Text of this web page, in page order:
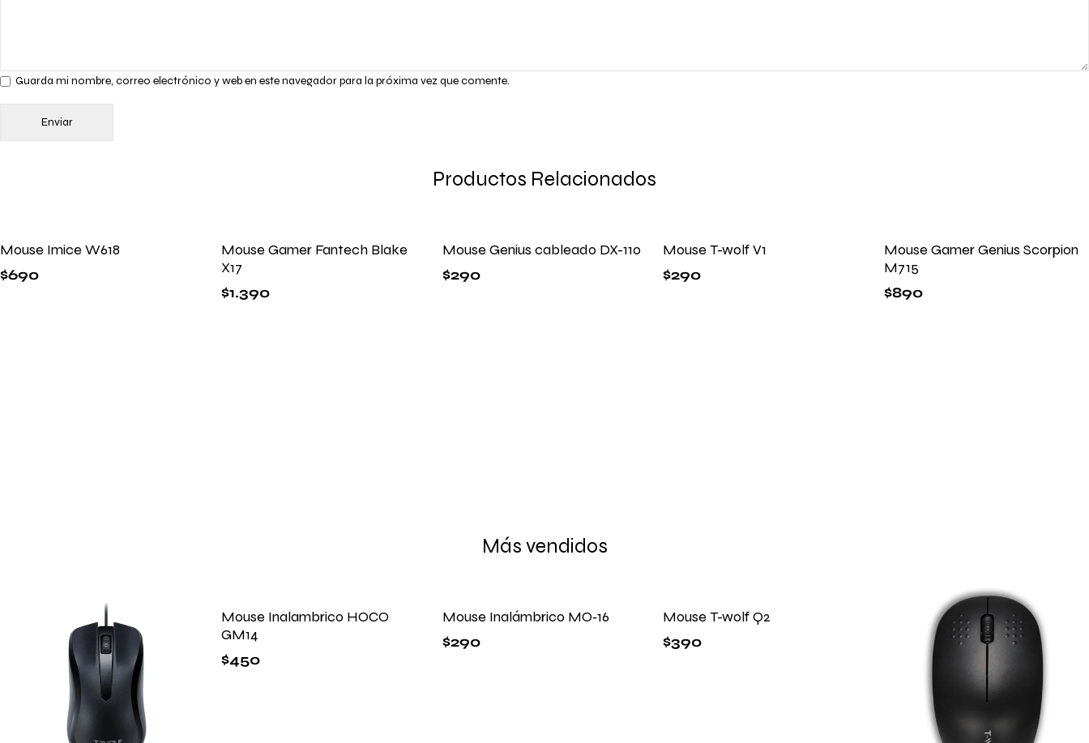
Guarda mi nombre, correo electrónico y web en este navegador para la próxima vez que comente.
Productos Relacionados
Mouse Imice W618
$690
Mouse Gamer Fantech Blake
X17
$1.390
Mouse Genius cableado DX-110
$290
Mouse T-wolf V1
$290
Mouse Gamer Genius Scorpion
M715
$890
Más vendidos
Mouse Inalambrico HOCO
GM14
$450
Mouse Inalámbrico MO‑16
$290
Mouse T-wolf Q2
$390